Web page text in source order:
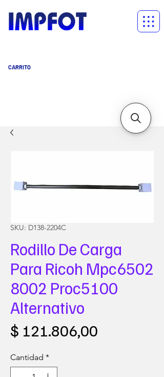
CARRITO
SKU: D138-2204C
Rodillo De Carga
Para Ricoh Mpc6502
8002 Proc5100
Alternativo
$ 121.806,00
Cantidad *